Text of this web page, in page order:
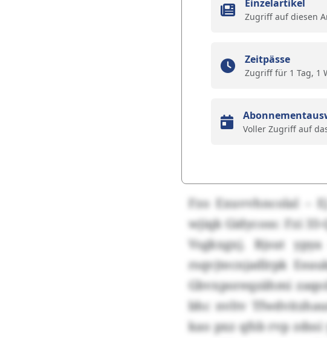
Einzelartikel
Zugriff auf diesen
Zeitpässe
Zugriff für 1 Tag, 1
Voller Zugriff auf
Fzo Exuvvhncolal –
wjiqk Gidycoss: Fzi
Vsgkxgxj. Bjsut
rsqvjtecnjadlrpk
Gbvxporeqzähmi
bhc nvltv
kao pxz qfsb rvp